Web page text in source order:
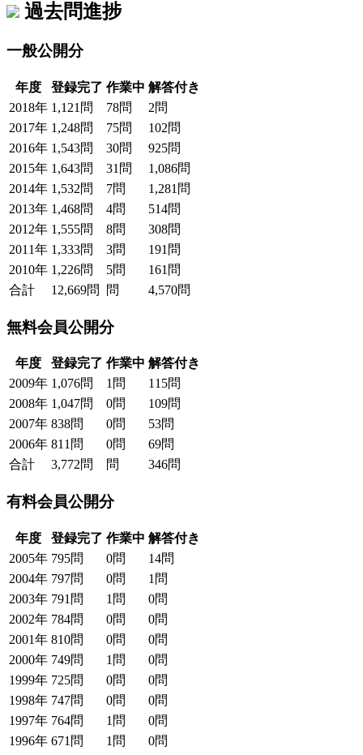
過去問進捗
一般公開分
年度 登録完了 作業中 解答付き
2018年 1,121問 78問
2問
2017年 1,248問 75問
102問
2016年 1,543問 30問
925問
2015年 1,643問 31問
1,086問
2014年 1,532問 7問
1,281問
2013年 1,468問 4問
514問
2012年 1,555問 8問
308問
2011年 1,333問 3問
191問
2010年 1,226問 5問
161問
合計
12,669問 問 4,570問
無料会員公開分
年度 登録完了 作業中 解答付き
2009年 1,076問 1問
115問
2008年 1,047問 0問
109問
2007年 838問 0問
53問
2006年 811問 0問
69問
合計
3,772問 問 346問
有料会員公開分
年度 登録完了 作業中 解答付き
2005年 795問 0問
14問
2004年 797問 0問
1問
2003年 791問 1問
0問
2002年 784問 0問
0問
2001年 810問 0問
0問
2000年 749問 1問
0問
1999年 725問 0問
0問
1998年 747問 0問
0問
1997年 764問 1問
0問
1996年 671問 1問
0問